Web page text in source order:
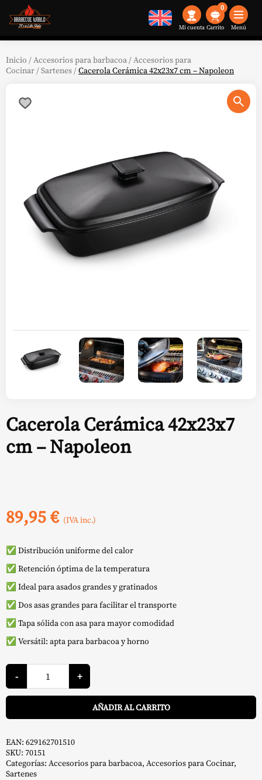
Mi cuenta
0
Menú
Inicio /Accesorios para barbacoa /Accesorios para
Cocinar /Sartenes /Cacerola Cerámica 42x23x7 cm – Napoleon
Cacerola Cerámica 42x23x7
cm – Napoleon
89,95€ (IVA inc.)
✅ Distribución uniforme del calor
✅ Retención óptima de la temperatura
✅ Ideal para asados grandes y gratinados
✅ Dos asas grandes para facilitar el transporte
✅ Tapa sólida con asa para mayor comodidad
✅ Versátil: apta para barbacoa y horno
-
Cacerola
Cerámica
42x23x7
cm
-
cantidad
+
AÑADIR AL CARRITO
EAN: 629162701510
SKU: 70151
Categorías: Accesorios para barbacoa, Accesorios para Cocinar,
Sartenes